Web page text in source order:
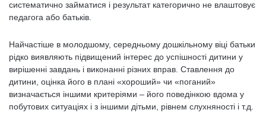
систематично займатися і результат категорично не влаштовує
педагога або батьків.
Найчастіше в молодшому, середньому дошкільному віці батьки
рідко виявляють підвищений інтерес до успішності дитини у
вирішенні завдань і виконанні різних вправ. Ставлення до
дитини, оцінка його в плані «хороший» чи «поганий»
визначається іншими критеріями – його поведінкою вдома у
побутових ситуаціях і з іншими дітьми, рівнем слухняності і т.д.